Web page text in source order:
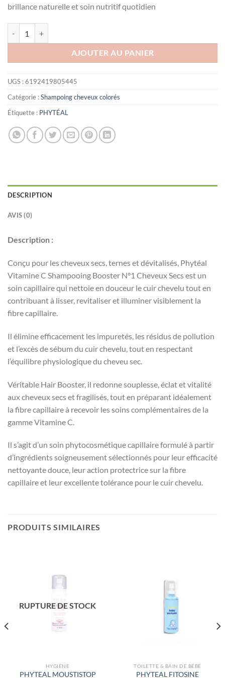
brillance naturelle et soin nutritif quotidien
AJOUTER AU PANIER
UGS :6192419805445
Catégorie :Shampoing cheveux colorés
Étiquette : PHYTÉAL
DESCRIPTION
AVIS (0)
Description :
Conçu pour les cheveux secs, ternes et dévitalisés, Phytéal
Vitamine C Shampooing Booster N°1 Cheveux Secs est un
soin capillaire qui nettoie en douceur le cuir chevelu tout en
contribuant à lisser, revitaliser et illuminer visiblement la
fibre capillaire.
Il élimine efficacement les impuretés, les résidus de pollution
et l’excès de sébum du cuir chevelu, tout en respectant
l’équilibre physiologique du cheveu sec.
Véritable Hair Booster, il redonne souplesse, éclat et vitalité
aux cheveux secs et fragilisés, tout en préparant idéalement
la fibre capillaire à recevoir les soins complémentaires de la
gamme Vitamine C.
Il s’agit d’un soin phytocosmétique capillaire formulé à partir
d’ingrédients soigneusement sélectionnés pour leur efficacité
nettoyante douce, leur action protectrice sur la fibre
capillaire et leur excellente tolérance pour le cuir chevelu.
PRODUITS SIMILAIRES
RUPTURE DE STOCK
HYGIÈNE
PHYTEAL MOUSTISTOP
TOILETTE & BAIN DE BÉBÉ
PHYTEAL FITOSINE